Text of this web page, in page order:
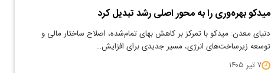
میدکو بهره‌وری را به محور اصلی رشد تبدیل کرد
دنیای معدن: میدکو با تمرکز بر کاهش بهای تمام‌شده، اصلاح ساختار مالی و
توسعه زیرساخت‌های انرژی، مسیر جدیدی برای افزایش…
۷ تیر ۱۴۰۵